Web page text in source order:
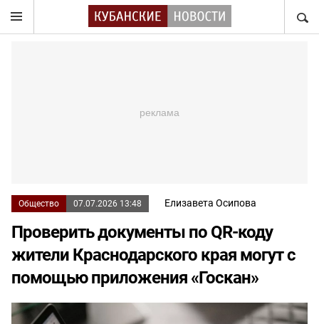
Общество 07.07.2026 13:48 Елизавета Осипова
Проверить документы по QR-коду
жители Краснодарского края могут с
помощью приложения «Госкан»